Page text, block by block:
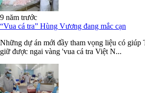
9 năm trước
“Vua cá tra” Hùng Vương đang mắc cạn
Những dự án mới đầy tham vọng liệu có giúp
giữ được ngai vàng 'vua cá tra Việt N...